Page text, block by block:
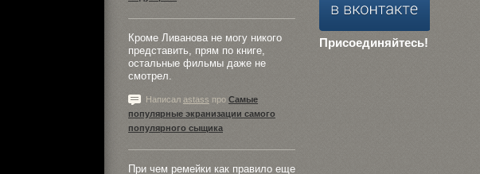
Присоединяйтесь!
Кроме Ливанова не могу никого
представить, прям по книге,
остальные фильмы даже не
смотрел.
Написал astass про Самые
популярные экранизации самого
популярного сыщика
При чем ремейки как правило еще